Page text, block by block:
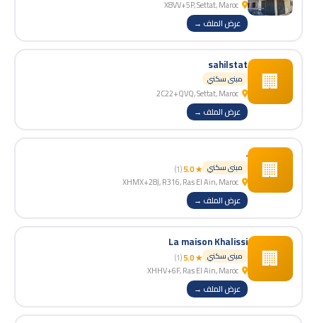
عرض الملف →
🏢
sahilstat
مبنى سكني
عرض الملف →
🏢
.
مبنى سكني ★ 5.0
(1)
عرض الملف →
🏢
La maison Khalissi
مبنى سكني ★ 5.0
(1)
عرض الملف →